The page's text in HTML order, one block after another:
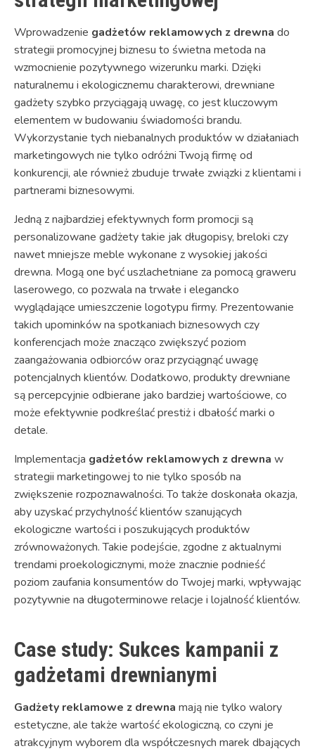
Wprowadzenie gadżetów reklamowych z drewna do
strategii promocyjnej biznesu to świetna metoda na
wzmocnienie pozytywnego wizerunku marki. Dzięki
naturalnemu i ekologicznemu charakterowi, drewniane
gadżety szybko przyciągają uwagę, co jest kluczowym
elementem w budowaniu świadomości brandu.
Wykorzystanie tych niebanalnych produktów w działaniach
marketingowych nie tylko odróżni Twoją firmę od
konkurencji, ale również zbuduje trwałe związki z klientami i
partnerami biznesowymi.
Jedną z najbardziej efektywnych form promocji są
personalizowane gadżety takie jak długopisy, breloki czy
nawet mniejsze meble wykonane z wysokiej jakości
drewna. Mogą one być uszlachetniane za pomocą graweru
laserowego, co pozwala na trwałe i elegancko
wyglądające umieszczenie logotypu firmy. Prezentowanie
takich upominków na spotkaniach biznesowych czy
konferencjach może znacząco zwiększyć poziom
zaangażowania odbiorców oraz przyciągnąć uwagę
potencjalnych klientów. Dodatkowo, produkty drewniane
są percepcyjnie odbierane jako bardziej wartościowe, co
może efektywnie podkreślać prestiż i dbałość marki o
detale.
Implementacja gadżetów reklamowych z drewna w
strategii marketingowej to nie tylko sposób na
zwiększenie rozpoznawalności. To także doskonała okazja,
aby uzyskać przychylność klientów szanujących
ekologiczne wartości i poszukujących produktów
zrównoważonych. Takie podejście, zgodne z aktualnymi
trendami proekologicznymi, może znacznie podnieść
poziom zaufania konsumentów do Twojej marki, wpływając
pozytywnie na długoterminowe relacje i lojalność klientów.
Case study: Sukces kampanii z
gadżetami drewnianymi
Gadżety reklamowe z drewna mają nie tylko walory
estetyczne, ale także wartość ekologiczną, co czyni je
atrakcyjnym wyborem dla współczesnych marek dbających